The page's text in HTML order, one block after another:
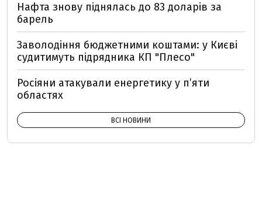
Нафта знову піднялась до 83 доларів за
барель
Заволодіння бюджетними коштами: у Києві
судитимуть підрядника КП "Плесо"
Росіяни атакували енергетику у пʼяти
областях
ВСІ НОВИНИ